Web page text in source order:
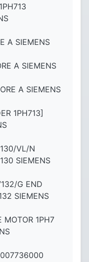
A SIEMENS
A SIEMENS
A SIEMENS
1PH713]
VL/N
SIEMENS
G END
SIEMENS
MOTOR 1PH7